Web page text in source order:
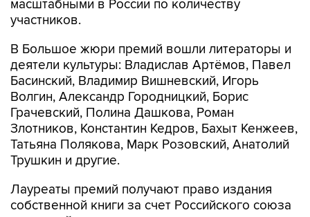
В Большое жюри премий вошли литераторы и
Басинский, Владимир Вишневский, Игорь
Волгин, Александр Городницкий, Борис
Грачевский, Полина Дашкова, Роман
Злотников, Константин Кедров, Бахыт Кенжеев,
Татьяна Полякова, Марк Розовский, Анатолий
Трушкин и другие.
Лауреаты премий получают право издания
писателей, а также символ премии - статуэтку,
выполненную в форме золотого, серебряного